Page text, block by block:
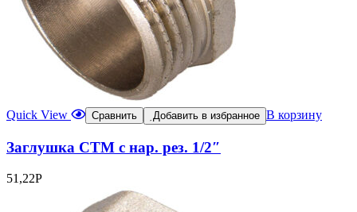
Quick View Сравнить Добавить в избранное В корзину
Заглушка CTM с нар. рез. 1/2″
51,22Р